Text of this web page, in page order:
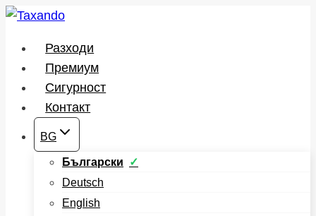
Към
Разходи
Премиум
Сигурност
Контакт
BG
Български
Deutsch
English